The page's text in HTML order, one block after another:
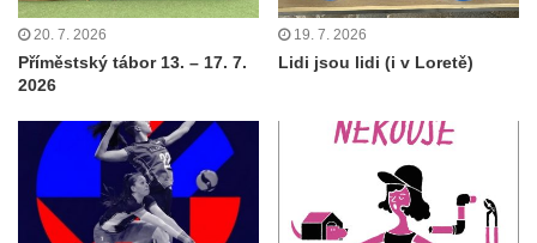
20. 7. 2026
Příměstský tábor 13. – 17. 7.
2026
19. 7. 2026
Lidi jsou lidi (i v Loretě)